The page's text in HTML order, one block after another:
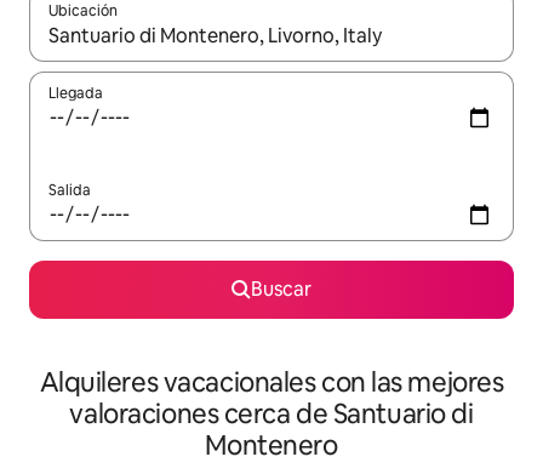
Ubicación
Cuando los resultados estén disponibles, navega con las
Llegada
Salida
Buscar
Alquileres vacacionales con las mejores
valoraciones cerca de Santuario di
Montenero